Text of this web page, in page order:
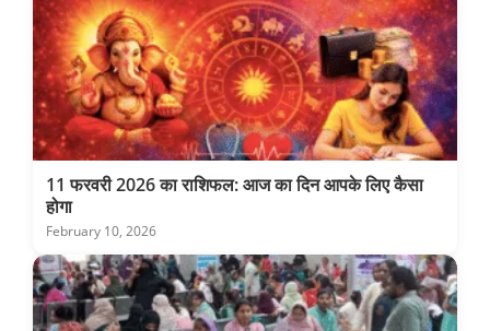
11 फरवरी 2026 का राशिफल: आज का दिन आपके लिए कैसा
होगा
February 10, 2026